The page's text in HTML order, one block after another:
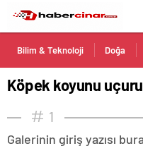
Bilim & Teknoloji Doğa
Köpek koyunu
1
Galerinin giriş yazısı